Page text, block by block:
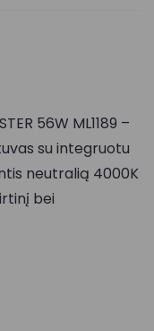
56W ML1189 –
su integruotu
neutralią 4000K
bei